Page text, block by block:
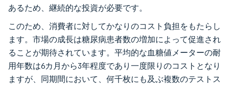
あるため、継続的な投資が必要です。
このため、消費者に対してかなりのコスト負担をもたらし
ます。市場の成長は糖尿病患者数の増加によって促進され
ることが期待されています。平均的な血糖値メーターの耐
用年数は6カ月から3年程度であり一度限りのコストとなり
ますが、同期間において、何千枚にも及ぶ複数のテストス